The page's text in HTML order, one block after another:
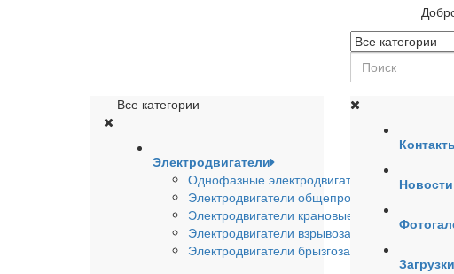
Все категории
Электродвигатели
Однофазные электродвигатели
Электродвигатели общепромышленные
Электродвигатели крановые
Электродвигатели взрывозащишенные
Электродвигатели брызгозащищенные
Новости
Загрузки